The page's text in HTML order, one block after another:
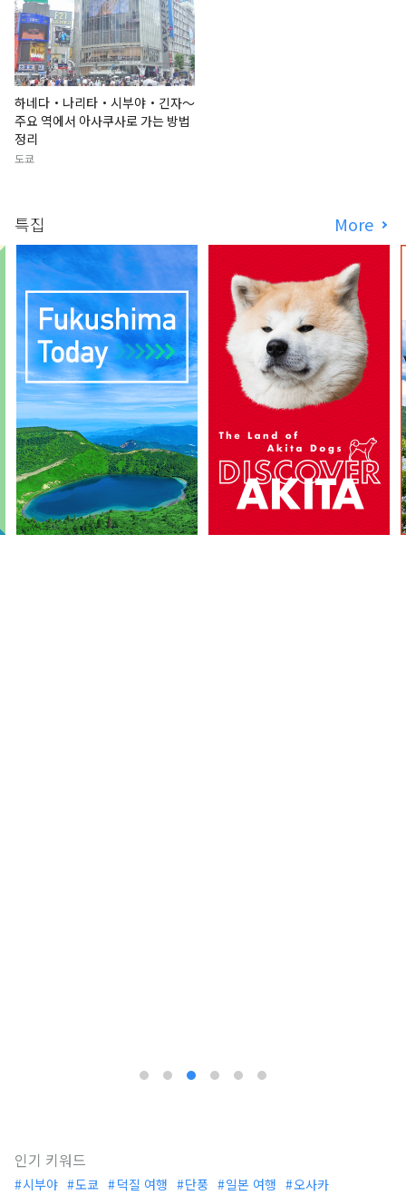
하네다・나리타・시부야・긴자〜
주요 역에서 아사쿠사로 가는 방법
정리
도쿄
특집 More
인기 키워드
시부야 도쿄 덕질 여행 단풍 일본 여행 오사카